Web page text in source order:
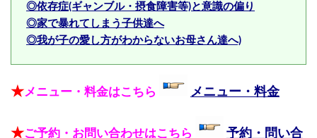
◎依存症(ギャンブル・摂食障害等)と意識の偏り
◎家で暴れてしまう子供達へ
◎我が子の愛し方がわからないお母さん達へ)
★メニュー・料金はこちら メニュー・料金
★ご予約・お問い合わせはこちら
予約・問い合